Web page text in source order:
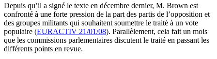
Depuis qu’il a signé le texte en décembre dernier, M. Brown est
confronté à une forte pression de la part des partis de l’opposition et
des groupes militants qui souhaitent soumettre le traité à un vote
populaire (EURACTIV 21/01/08). Parallèlement, cela fait un mois
que les commissions parlementaires discutent le traité en passant les
différents points en revue.